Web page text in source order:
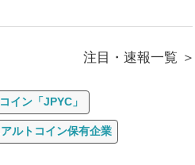
注目・速報一覧
イン「JPYC」
ルトコイン保有企業